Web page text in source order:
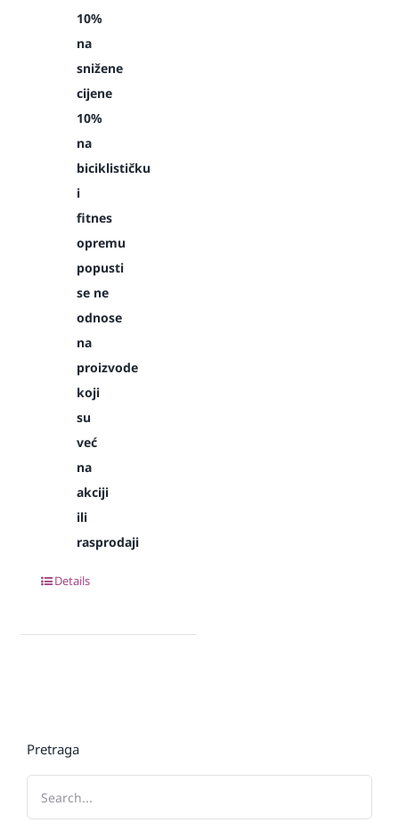
10%
na
snižene
cijene
10%
na
biciklističku
i
fitnes
opremu
popusti
se ne
odnose
na
proizvode
koji
su
već
na
akciji
ili
rasprodaji
Details
Pretraga